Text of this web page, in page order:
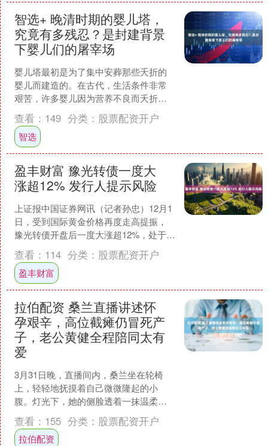
智选+ 晚清时期的婴儿塔，
究竟有多残忍？是封建背景
下婴儿们的屠宰场
婴儿塔最初是为了集中安葬那些夭折的
婴儿而建造的。在古代，生活条件非常
艰苦，许多婴儿因为营养不良而夭折。
由于家庭条件有限，无法为逝去的婴儿
单独购买棺木进行葬礼，于....
查看： 149 分类： 股票配资开户
智选
盈丰财富 豫光转债一度大
涨超12% 发行人提示风险
上证报中国证券网讯（记者孙忠）12月1
日，受到国际黄金价格再度走高提振，
豫光转债开盘后一度大涨超12%，处于领
跑位置。 不过该券已经触发提前赎回机
制。 其发行人....
查看： 114 分类： 股票配资开户
盈丰财富
拉伯配资 桑兰直播讲述怀
孕艰辛，高位截瘫仍冒死产
子，老公黄健全程陪同太有
爱
3月31日晚，直播间内，桑兰坐在轮椅
上，轻轻地抚摸着自己微微隆起的小
腹。灯光下，她的侧脸透着一抹温柔的
微笑。她对着镜头低声说道：医生说我
现在的怀孕情况，就像在钢....
查看： 155 分类： 股票配资开户
拉伯配资